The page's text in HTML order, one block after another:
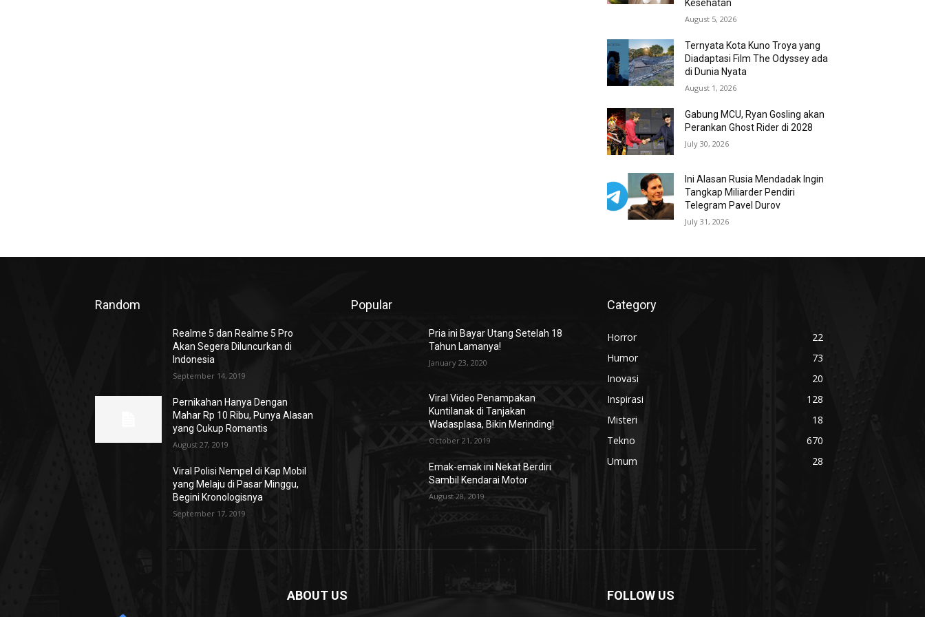
Kesehatan
August 5, 2026
Ternyata Kota Kuno Troya yang
Diadaptasi Film The Odyssey ada
di Dunia Nyata
August 1, 2026
Gabung MCU, Ryan Gosling akan
Perankan Ghost Rider di 2028
July 30, 2026
Ini Alasan Rusia Mendadak Ingin
Tangkap Miliarder Pendiri
Telegram Pavel Durov
July 31, 2026
Random
Realme 5 dan Realme 5 Pro
Akan Segera Diluncurkan di
Indonesia
September 14, 2019
Pernikahan Hanya Dengan
Mahar Rp 10 Ribu, Punya Alasan
yang Cukup Romantis
August 27, 2019
Viral Polisi Nempel di Kap Mobil
yang Melaju di Pasar Minggu,
Begini Kronologisnya
September 17, 2019
Popular
Pria ini Bayar Utang Setelah 18
Tahun Lamanya!
January 23, 2020
Viral Video Penampakan
Kuntilanak di Tanjakan
Wadasplasa, Bikin Merinding!
October 21, 2019
Emak-emak ini Nekat Berdiri
Sambil Kendarai Motor
August 28, 2019
Category
Horror
22
Humor
73
Inovasi
20
Inspirasi
128
Misteri
18
Tekno
670
Umum
28
ABOUT US FOLLOW US